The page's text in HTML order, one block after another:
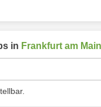
in Frankfurt am Main